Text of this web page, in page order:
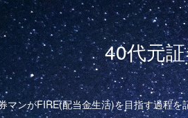
40代元
マンがFIRE(配当金生活)を目指す過程